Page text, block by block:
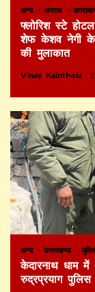
अन्य अपराध
फ्लोरिश स्टे
शेफ केशव नेगी के
की मुलाकात
Vinay Kainthola
अन्य उत्तराखण्ड
केदारनाथ धाम
रुद्रप्रयाग पुलिस